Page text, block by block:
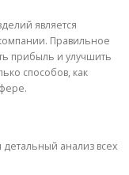
является
Правильное
прибыль и улучшить
способов, как
анализ всех